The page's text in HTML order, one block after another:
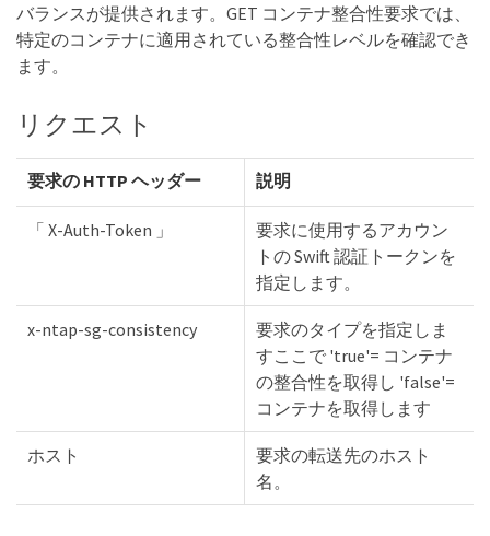
バランスが提供されます。GET コンテナ整合性要求では、
特定のコンテナに適用されている整合性レベルを確認でき
ます。
リクエスト
要求の HTTP ヘッダー 説明
「 X-Auth-Token 」
要求に使用するアカウン
トの Swift 認証トークンを
指定します。
x-ntap-sg-consistency
要求のタイプを指定しま
すここで 'true'= コンテナ
の整合性を取得し 'false'=
コンテナを取得します
ホスト
要求の転送先のホスト
名。